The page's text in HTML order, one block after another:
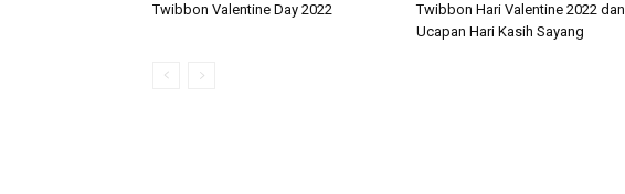
Twibbon Valentine Day 2022
Twibbon Hari Valentine 2022 dan
Ucapan Hari Kasih Sayang